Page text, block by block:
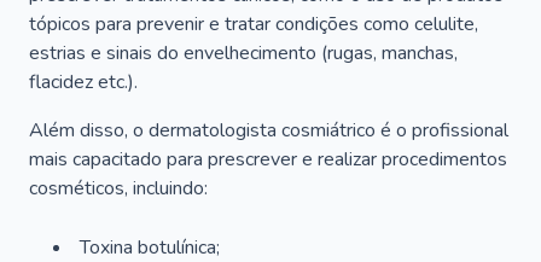
tópicos para prevenir e tratar condições como celulite,
estrias e sinais do envelhecimento (rugas, manchas,
flacidez etc.).
Além disso, o dermatologista cosmiátrico é o profissional
mais capacitado para prescrever e realizar procedimentos
cosméticos, incluindo:
Toxina botulínica;